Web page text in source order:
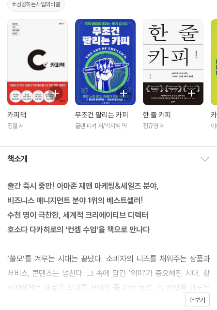
#성공하는사업의비결
카피책
정철 저
무조건 팔리는 카피
글렌 피셔 저/박지혜 역
한 줄 카피
정규영 저
책소개
출간 즉시 중판! 아마존 재팬 마케팅&세일즈 분야,
비즈니스 매니지먼트 분야 1위의 베스트셀러!
수천 명이 극찬한, 세계적 크리에이티브 디렉터
호소다 다카히로의 ‘컨셉 수업’을 책으로 만나다
‘쓸모’를 겨루는 시대는 끝났다. 소비자의 니즈를 채워주는 상품과
서비스, 콘텐츠는 넘친다. 그 속에 담긴 ‘의미’가 중요해진 시대. 창
작자에게는 새로운 의미를 부여할 줄 아는 능력, 즉 컨셉을 다루는
능력이 요구된다. 잘 설계한 컨셉은 소비자의 마음을 단번에 여는 열
더보기